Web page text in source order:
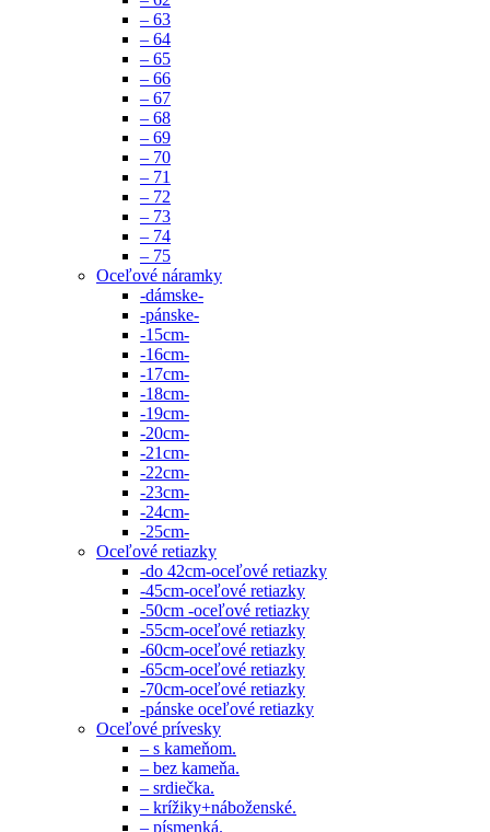
– 63
– 64
– 65
– 66
– 67
– 68
– 69
– 70
– 71
– 72
– 73
– 74
– 75
Oceľové náramky
-dámske-
-pánske-
-15cm-
-16cm-
-17cm-
-18cm-
-19cm-
-20cm-
-21cm-
-22cm-
-23cm-
-24cm-
-25cm-
Oceľové retiazky
-do 42cm-oceľové retiazky
-45cm-oceľové retiazky
-50cm -oceľové retiazky
-55cm-oceľové retiazky
-60cm-oceľové retiazky
-65cm-oceľové retiazky
-70cm-oceľové retiazky
-pánske oceľové retiazky
Oceľové prívesky
– s kameňom.
– bez kameňa.
– srdiečka.
– krížiky+náboženské.
– písmenká.